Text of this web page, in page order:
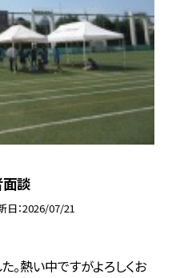
面談
日 2026/07/21
。熱い中ですがよろしくお